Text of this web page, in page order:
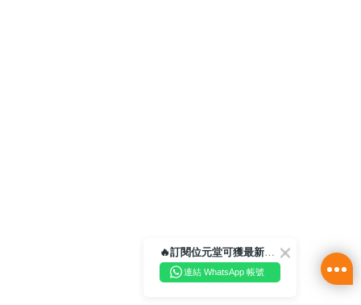
🔥訂閱位元堂可獲最新優惠及活動資訊🔥
連結 WhatsApp 帳號